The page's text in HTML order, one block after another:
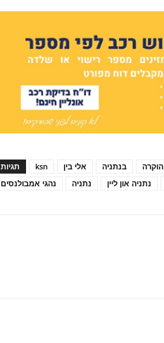
תגיות ksn אלי בין בנתניה הוקרה
נהגי אמבולנסים
נתניה נתניה און ליין